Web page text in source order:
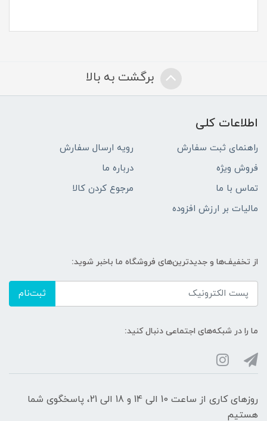
برگشت به بالا
اطلاعات کلی
راهنمای ثبت سفارش
رویه ارسال سفارش
فروش ویژه
درباره ما
تماس با ما
مرجوع کردن کالا
مالیات بر ارزش افزوده
از تخفیف‌ها و جدیدترین‌های فروشگاه ما باخبر شوید:
ثبت‌نام
ما را در شبکه‌های اجتماعی دنبال کنید:
روزهای کاری از ساعت 10 الی 14 و 18 الی 21، پاسخگوی شما
هستیم